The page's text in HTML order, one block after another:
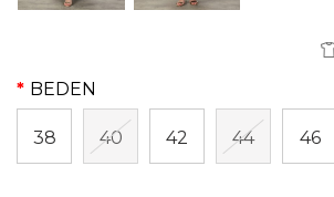
BEDEN
38 40 42 44 46